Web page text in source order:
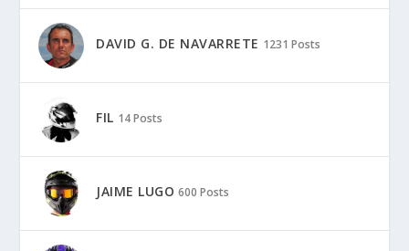
DAVID G. DE NAVARRETE 1231 Posts
FIL 14 Posts
JAIME LUGO 600 Posts